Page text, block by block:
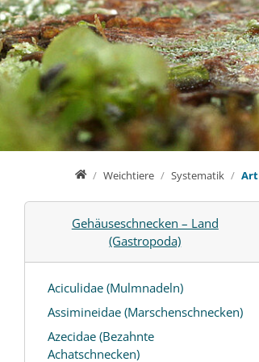
HomeWeichtiere Systematik Art
Gehäuseschnecken – Land
(Gastropoda)
Aciculidae (Mulmnadeln)
Assimineidae (Marschenschnecken)
Azecidae (Bezahnte
Achatschnecken)